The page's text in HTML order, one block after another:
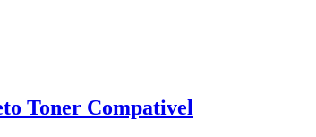
Toner Compativel